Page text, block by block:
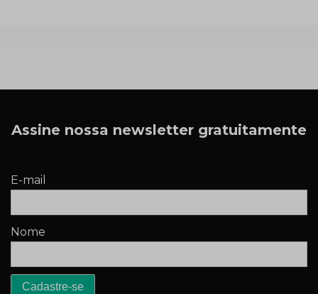
Assine nossa newsletter gratuitamente
E-mail
Nome